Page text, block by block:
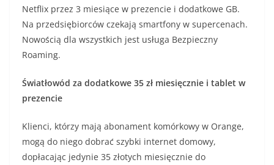
Netflix przez 3 miesiące w prezencie i dodatkowe GB.
Na przedsiębiorców czekają smartfony w supercenach.
Nowością dla wszystkich jest usługa Bezpieczny
Roaming.
Światłowód za dodatkowe 35 zł miesięcznie i tablet w
prezencie
Klienci, którzy mają abonament komórkowy w Orange,
mogą do niego dobrać szybki internet domowy,
dopłacając jedynie 35 złotych miesięcznie do